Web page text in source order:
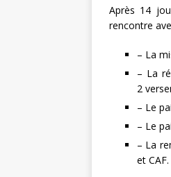
Après 14
rencontre
– La
– La
2
– Le
– Le
– La
et CAF.